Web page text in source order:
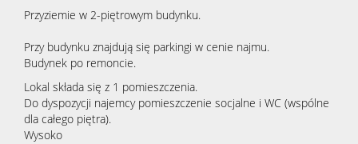
Przyziemie w 2-piętrowym budynku.
Przy budynku znajdują się parkingi w cenie najmu.
Budynek po remoncie.
Lokal składa się z 1 pomieszczenia.
Do dyspozycji najemcy pomieszczenie socjalne i WC (wspólne
dla całego piętra).
Wysoko